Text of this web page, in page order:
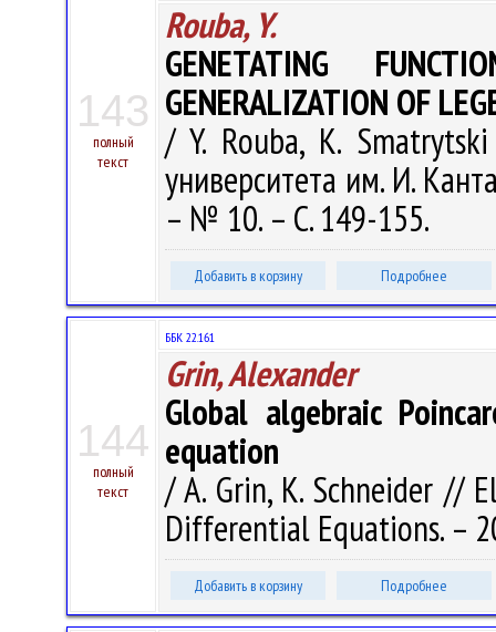
143
полный
текст
Rouba, Y.
GENETATING
GENERALIZATION OF
/ Y. Rouba, K.
университета им. И.
– № 10. – С. 149-155.
Добавить в корзину Подробнее
144
полный
текст
ББК 22.161
Grin, Alexander
Global algebraic
equation
/ A. Grin, K. Schneider //
Differential Equations. –
Добавить в корзину Подробнее